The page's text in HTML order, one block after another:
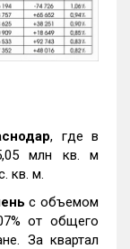
, где в
5,05 млн кв. м
кв. м.
с объемом
от общего
За квартал